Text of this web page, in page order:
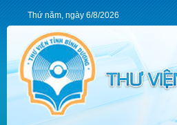
Thứ năm, ngày 6/8/2026